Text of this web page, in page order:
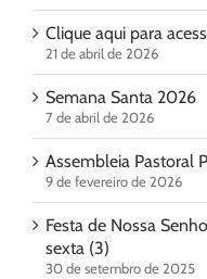
Clique aqui para
21 de abril de 2026
Semana Santa 2026
7 de abril de 2026
Assembleia Pastoral
9 de fevereiro de 2026
Festa de Nossa
sexta (3)
30 de setembro de 2025